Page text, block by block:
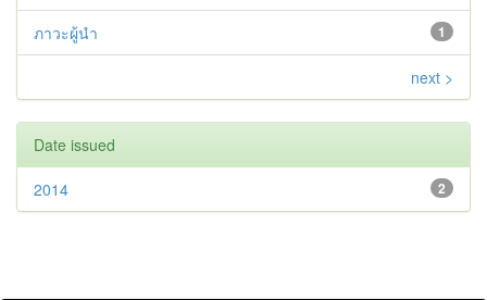
1
ภาวะผู้นำ
next >
Date issued
2
2014